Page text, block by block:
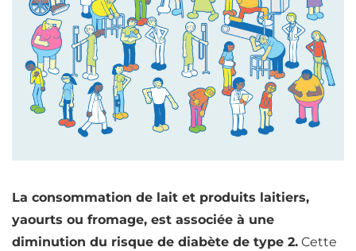
La consommation de lait et produits laitiers,
yaourts ou fromage, est associée à une
diminution du risque de diabète de type 2. Cette